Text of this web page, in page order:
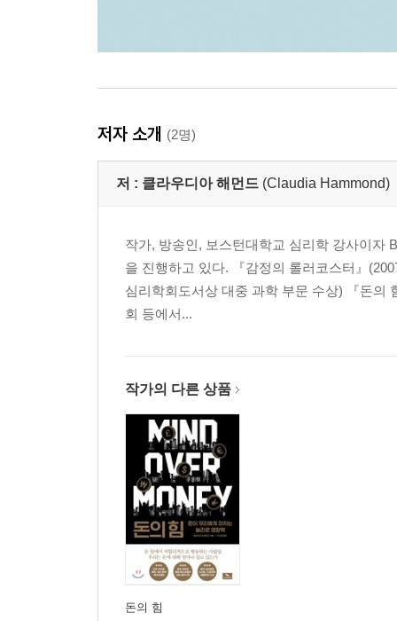
저자 소개 (2명)
저 : 클라우디아 해먼드 (Claudia Hammond)
작가, 방송인, 보스턴대학교 심리학 강사이자
을 진행하고 있다. 『감정의 롤러코스터』
심리학회도서상 대중 과학 부문 수상) 『돈의
회 등에서...
작가의 다른 상품
돈의 힘